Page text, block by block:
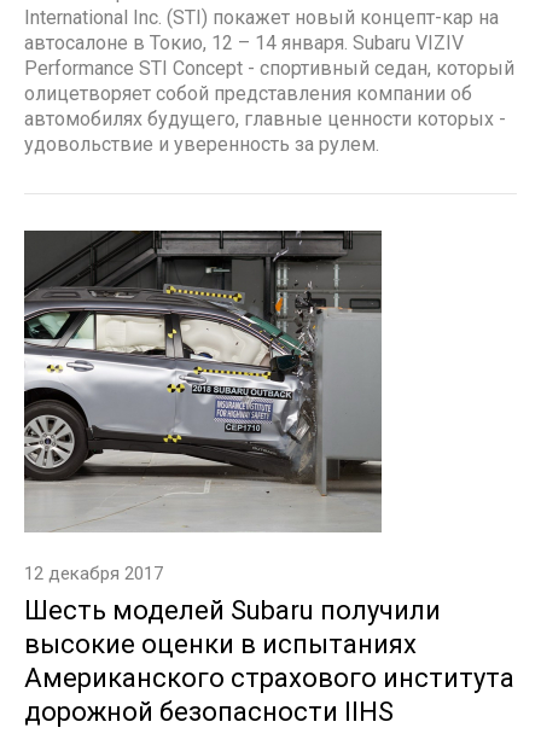
International Inc. (STI) покажет новый концепт-кар на
автосалоне в Токио, 12 – 14 января. Subaru VIZIV
Performance STI Concept - спортивный седан, который
олицетворяет собой представления компании об
автомобилях будущего, главные ценности которых -
удовольствие и уверенность за рулем.
12 декабря 2017
Шесть моделей Subaru получили
высокие оценки в испытаниях
Американского страхового института
дорожной безопасности IIHS